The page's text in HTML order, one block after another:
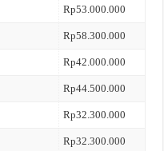
Rp53.000.000
Rp58.300.000
Rp42.000.000
Rp44.500.000
Rp32.300.000
Rp32.300.000